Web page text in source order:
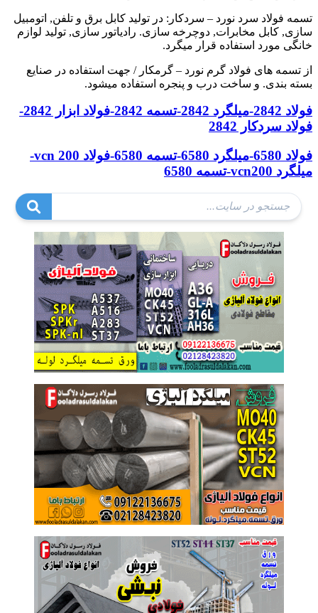
تسمه فولاد سرد نورد – سردکار: در تولید کابل برق و تلفن, اتومبیل
سازی, کابل مخابرات, دوچرخه سازی. رادیاتور سازی, تولید لوازم
خانگی مورد استفاده قرار میگرد.
از تسمه های فولاد گرم نورد – گرمکار / جهت استفاده در صنایع
بسته بندی. و ساخت درب و پنجره استفاده میشود.
فولاد 2842-میلگرد 2842-تسمه 2842-فولاد ابزار 2842-
فولاد سردکار 2842
فولاد 6580-میلگرد 6580-تسمه 6580-فولاد vcn 200-
میلگرد vcn200-تسمه 6580